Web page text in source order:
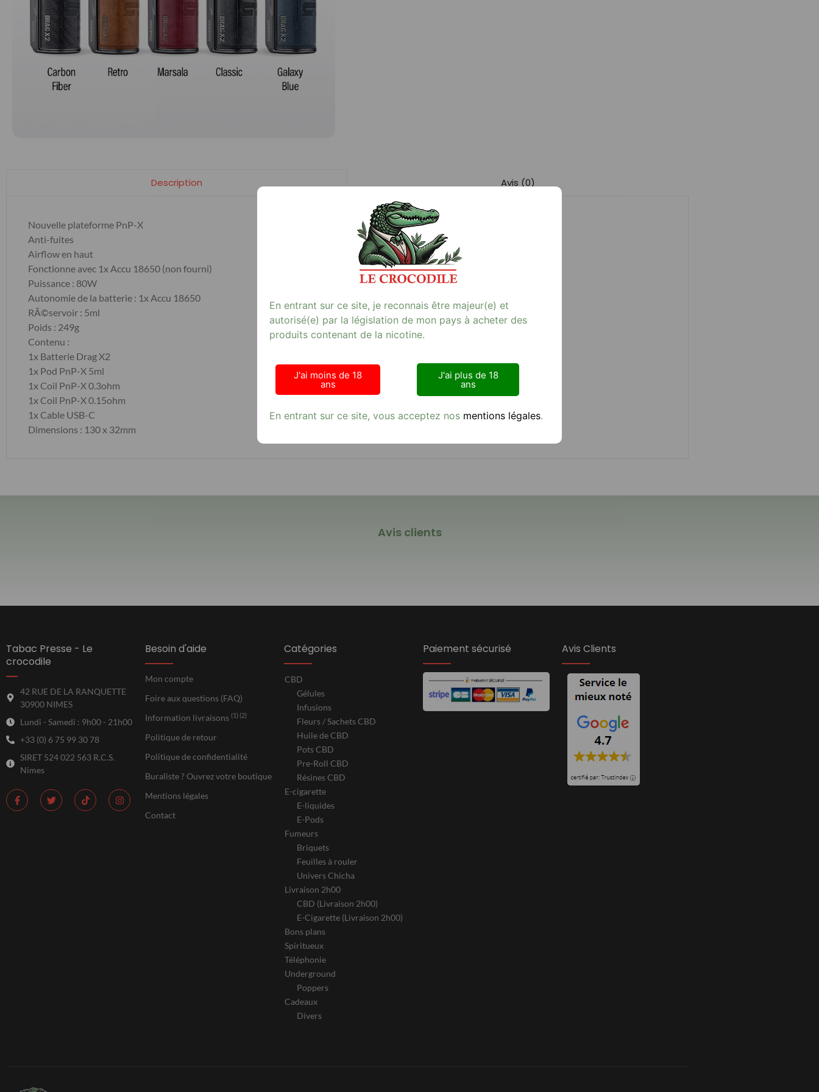
Description Avis (0)
Nouvelle plateforme PnP-X
Anti-fuites
Airflow en haut
Fonctionne avec 1x Accu 18650 (non fourni)
Puissance : 80W
Autonomie de la batterie : 1x Accu 18650
RÃ©servoir : 5ml
Poids : 249g
Contenu :
1x Batterie Drag X2
1x Pod PnP-X 5ml
1x Coil PnP-X 0.3ohm
1x Coil PnP-X 0.15ohm
1x Cable USB-C
Dimensions : 130 x 32mm
Avis clients
Tabac Presse - Le
crocodile
42 RUE DE LA RANQUETTE
30900 NIMES
Lundi - Samedi : 9h00 - 21h00
+33 (0) 6 75 99 30 78
SIRET 524 022 563 R.C.S.
Nimes
Besoin d'aide
Mon compte
Foire aux questions (FAQ)
Information livraisons (1) (2)
Politique de retour
Politique de confidentialité
Buraliste ? Ouvrez votre boutique
Mentions légales
Contact
Catégories
CBD
Gélules
Infusions
Fleurs / Sachets CBD
Huile de CBD
Pots CBD
Pre-Roll CBD
Résines CBD
E-cigarette
E-liquides
E-Pods
Fumeurs
Briquets
Feuilles à rouler
Univers Chicha
Livraison 2h00
CBD (Livraison 2h00)
E-Cigarette (Livraison 2h00)
Bons plans
Spiritueux
Téléphonie
Underground
Poppers
Cadeaux
Divers
Paiement sécurisé Avis Clients
En entrant sur ce site, je reconnais être majeur(e) et
autorisé(e) par la législation de mon pays à acheter des
produits contenant de la nicotine.
J'ai moins de 18
ans
J'ai plus de 18
ans
En entrant sur ce site, vous acceptez nos mentions légales.